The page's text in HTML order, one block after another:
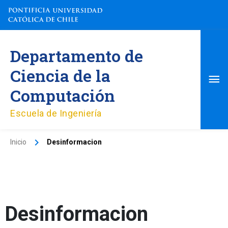
contenido
Departamento de
Ciencia de la
Computación
Escuela de Ingeniería
Inicio Desinformacion
Desinformacion